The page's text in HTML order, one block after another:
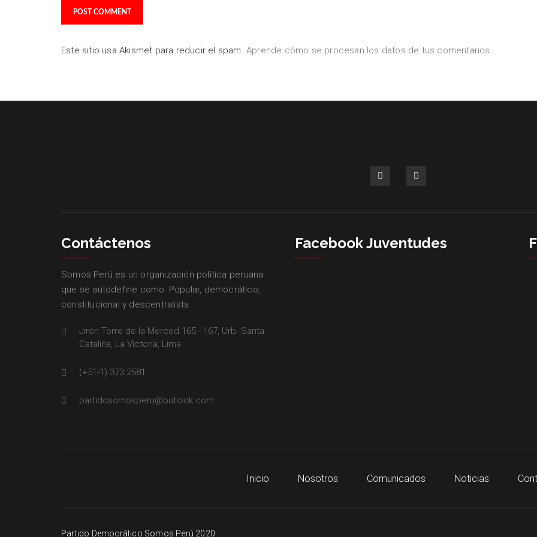
Este sitio usa Akismet para reducir el spam. Aprende cómo se procesan los datos de tus comentarios.
Contáctenos
Somos Perú es un organización política peruana
que se autodefine como: Popular, democrático,
constitucional y descentralista.
Jirón Torre de la Merced 165 - 167, Urb. Santa
Catalina, La Victoria, Lima
(+51-1) 373 2581
partidosomosperu@outlook.com
Facebook Juventudes
Inicio Nosotros Comunicados Noticias
Partido Democrático Somos Perú 2020